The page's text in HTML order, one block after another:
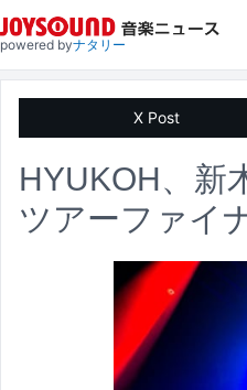
powered byナタリー
X Post
HYUKOH、新
ツアーファイ